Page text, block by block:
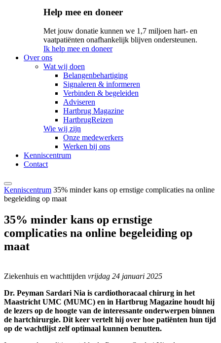
Help mee en doneer
Met jouw donatie kunnen we 1,7 miljoen hart- en
vaatpatiënten onafhankelijk blijven ondersteunen.
Ik help mee en doneer
Over ons
Wat wij doen
Belangenbehartiging
Signaleren & informeren
Verbinden & begeleiden
Adviseren
Hartbrug Magazine
HartbrugReizen
Wie wij zijn
Onze medewerkers
Werken bij ons
Kenniscentrum
Contact
Kenniscentrum 35% minder kans op ernstige complicaties na online
begeleiding op maat
35% minder kans op ernstige
complicaties na online begeleiding op
maat
Ziekenhuis en wachttijden vrijdag 24 januari 2025
Dr. Peyman Sardari Nia is cardiothoracaal chirurg in het
Maastricht UMC (MUMC) en in Hartbrug Magazine houdt hij
de lezers op de hoogte van de interessante onderwerpen binnen
de hartchirurgie. Dit keer vertelt hij over hoe patiënten hun tijd
op de wachtlijst zelf optimaal kunnen benutten.